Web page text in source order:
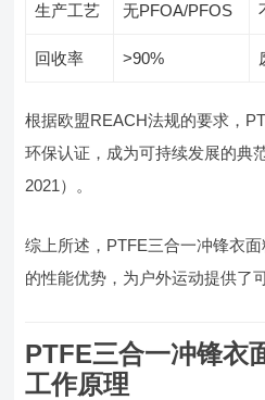
生产工艺 无PFOA/PFOS
回收率 >90%
根据欧盟REACH法规的要求，
环保认证，成为可持续发展的典
2021）。
综上所述，PTFE三合一冲锋衣
的性能优势，为户外运动提供了
PTFE三合一冲锋衣
工作原理